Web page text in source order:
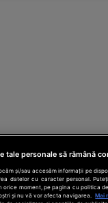
tale personale să rămână
și/sau accesăm informații pe
datelor cu caracter personal.
orice moment, pe pagina cu politica
și nu vă vor afecta navigarea.
Mai